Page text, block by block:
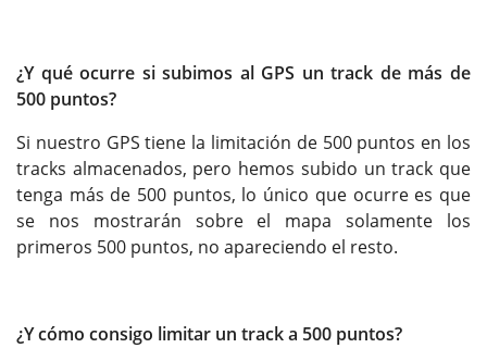
¿Y qué ocurre si subimos al GPS un track de más de
500 puntos?
Si nuestro GPS tiene la limitación de 500 puntos en los
tracks almacenados, pero hemos subido un track que
tenga más de 500 puntos, lo único que ocurre es que
se nos mostrarán sobre el mapa solamente los
primeros 500 puntos, no apareciendo el resto.
¿Y cómo consigo limitar un track a 500 puntos?